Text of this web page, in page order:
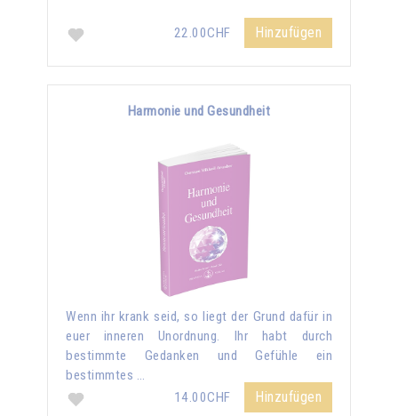
22.00CHF Hinzufügen
Harmonie und Gesundheit
Wenn ihr krank seid, so liegt der Grund dafür in
euer inneren Unordnung. Ihr habt durch
bestimmte Gedanken und Gefühle ein
bestimmtes …
14.00CHF
Hinzufügen